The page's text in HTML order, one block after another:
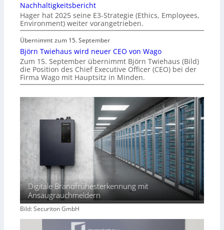
Nachhaltigkeitsbericht
Hager hat 2025 seine E3-Strategie (Ethics, Employees,
Environment) weiter vorangetrieben.
Übernimmt zum 15. September
Björn Twiehaus wird neuer CEO von Wago
Zum 15. September übernimmt Björn Twiehaus (Bild)
die Position des Chief Executive Officer (CEO) bei der
Firma Wago mit Hauptsitz in Minden.
Digitale Brandfrühesterkennung mit
Ansaugrauchmeldern
Bild: Securiton GmbH